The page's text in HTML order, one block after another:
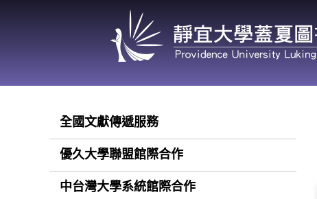
內
全國文獻傳遞服務
優久大學聯盟館際合作
中台灣大學系統館際合作